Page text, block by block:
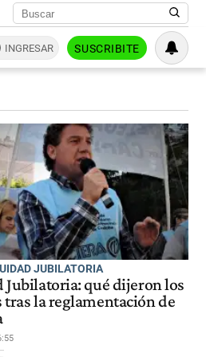
INGRESAR SUSCRIBITE
JUBILATORIA
Jubilatoria: qué dijeron los
tras la reglamentación de